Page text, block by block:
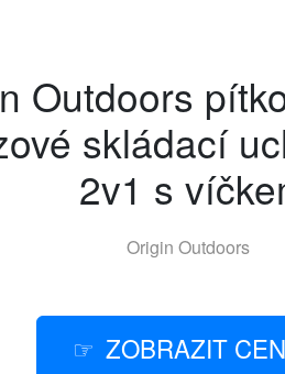
Outdoors
skládací
2v1 s
Origin Outdoors
ZOBRAZIT